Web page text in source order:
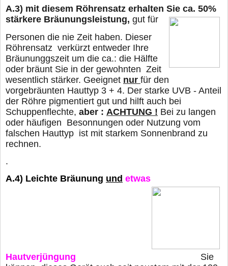
A.3) mit diesem Röhrensatz erhalten Sie ca. 50%
stärkere Bräunungsleistung, gut für
Personen die nie Zeit haben. Dieser
Röhrensatz verkürzt entweder Ihre
Bräununggszeit um die ca.: die Hälfte
oder bräunt Sie in der gewohnten Zeit
wesentlich stärker. Geeignet nur für den
vorgebräunten Hauttyp 3 + 4. Der starke UVB - Anteil
der Röhre pigmentiert gut und hilft auch bei
Schuppenflechte, aber : ACHTUNG ! Bei zu langen
oder häufigen Besonnungen oder Nutzung vom
falschen Hauttyp ist mit starkem Sonnenbrand zu
rechnen.
.
A.4) Leichte Bräunung und etwas
Hautverjüngung
Sie